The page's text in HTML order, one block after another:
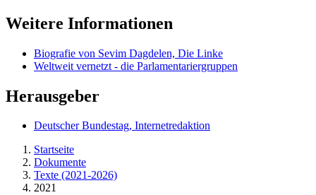
Weitere Informationen
Biografie von Sevim Dagdelen, Die Linke
Weltweit vernetzt - die Parlamentariergruppen
Herausgeber
Deutscher Bundestag, Internetredaktion
Startseite
Dokumente
Texte (2021-2026)
2021